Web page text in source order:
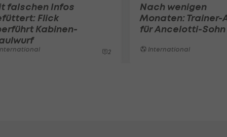
falschen Infos
Flick
Kabinen-
2
Nach wenigen
Monaten: Trainer-
für Ancelotti-Sohn
International